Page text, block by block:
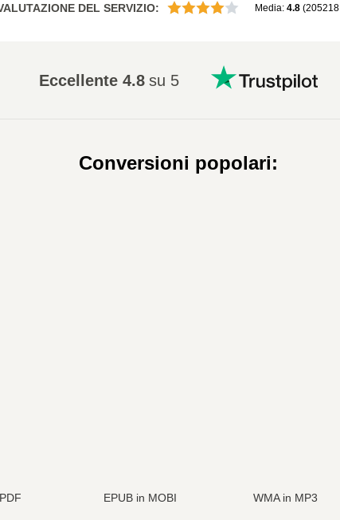
DEL SERVIZIO: Media: 4.8 (205218
Eccellente 4.8 su 5
Conversioni popolari:
EPUB in MOBI WMA in MP3